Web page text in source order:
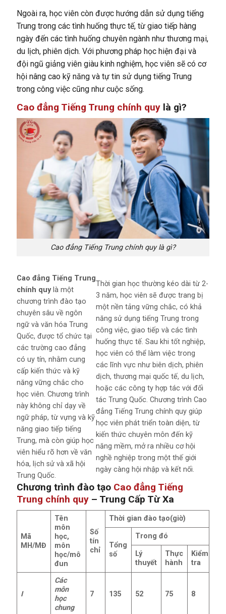
Ngoài ra, học viên còn được hướng dẫn sử dụng tiếng
Trung trong các tình huống thực tế, từ giao tiếp hàng
ngày đến các tình huống chuyên ngành như thương mại,
du lịch, phiên dịch. Với phương pháp học hiện đại và
đội ngũ giảng viên giàu kinh nghiệm, học viên sẽ có cơ
hội nâng cao kỹ năng và tự tin sử dụng tiếng Trung
trong công việc cũng như cuộc sống.
Cao đẳng Tiếng Trung chính quylà gì?
Cao đẳng Tiếng Trung chính quy là gì?
Cao đẳng Tiếng Trung
chính quylà một
chương trình đào tạo
chuyên sâu về ngôn
ngữ và văn hóa Trung
Quốc, được tổ chức tại
các trường cao đẳng
có uy tín, nhằm cung
cấp kiến thức và kỹ
năng vững chắc cho
học viên. Chương trình
này không chỉ dạy về
ngữ pháp, từ vựng và kỹ
năng giao tiếp tiếng
Trung, mà còn giúp học
viên hiểu rõ hơn về văn
hóa, lịch sử và xã hội
Trung Quốc.
Thời gian học thường kéo dài từ 2-
3 năm, học viên sẽ được trang bị
một nền tảng vững chắc, có khả
năng sử dụng tiếng Trung trong
công việc, giao tiếp và các tình
huống thực tế. Sau khi tốt nghiệp,
học viên có thể làm việc trong
các lĩnh vực như biên dịch, phiên
dịch, thương mại quốc tế, du lịch,
hoặc các công ty hợp tác với đối
tác Trung Quốc. Chương trình Cao
đẳng Tiếng Trung chính quy giúp
học viên phát triển toàn diện, từ
kiến thức chuyên môn đến kỹ
năng mềm, mở ra nhiều cơ hội
nghề nghiệp trong một thế giới
ngày càng hội nhập và kết nối.
Chương trình đào tạo Cao đẳng Tiếng
Trung chính quy– Trung Cấp Từ Xa
Mã
MH/MĐ
Tên
môn
học,
môn
học/mô
đun
Số
tín
chỉ
Thời gian đào tạo(giờ)
Tổng
số
Trong đó
Lý
thuyết
Thực
hành
Kiểm
tra
I
Các
môn
học
chung
7 135 52 75 8